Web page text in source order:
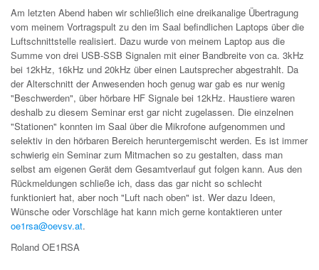
Am letzten Abend haben wir schließlich eine dreikanalige Übertragung
vom meinem Vortragspult zu den im Saal befindlichen Laptops über die
Luftschnittstelle realisiert. Dazu wurde von meinem Laptop aus die
Summe von drei USB-SSB Signalen mit einer Bandbreite von ca. 3kHz
bei 12kHz, 16kHz und 20kHz über einen Lautsprecher abgestrahlt. Da
der Alterschnitt der Anwesenden hoch genug war gab es nur wenig
"Beschwerden", über hörbare HF Signale bei 12kHz. Haustiere waren
deshalb zu diesem Seminar erst gar nicht zugelassen. Die einzelnen
"Stationen" konnten im Saal über die Mikrofone aufgenommen und
selektiv in den hörbaren Bereich heruntergemischt werden. Es ist immer
schwierig ein Seminar zum Mitmachen so zu gestalten, dass man
selbst am eigenen Gerät dem Gesamtverlauf gut folgen kann. Aus den
Rückmeldungen schließe ich, dass das gar nicht so schlecht
funktioniert hat, aber noch "Luft nach oben" ist. Wer dazu Ideen,
Wünsche oder Vorschläge hat kann mich gerne kontaktieren unter
oe1rsa@oevsv.at.
Roland OE1RSA